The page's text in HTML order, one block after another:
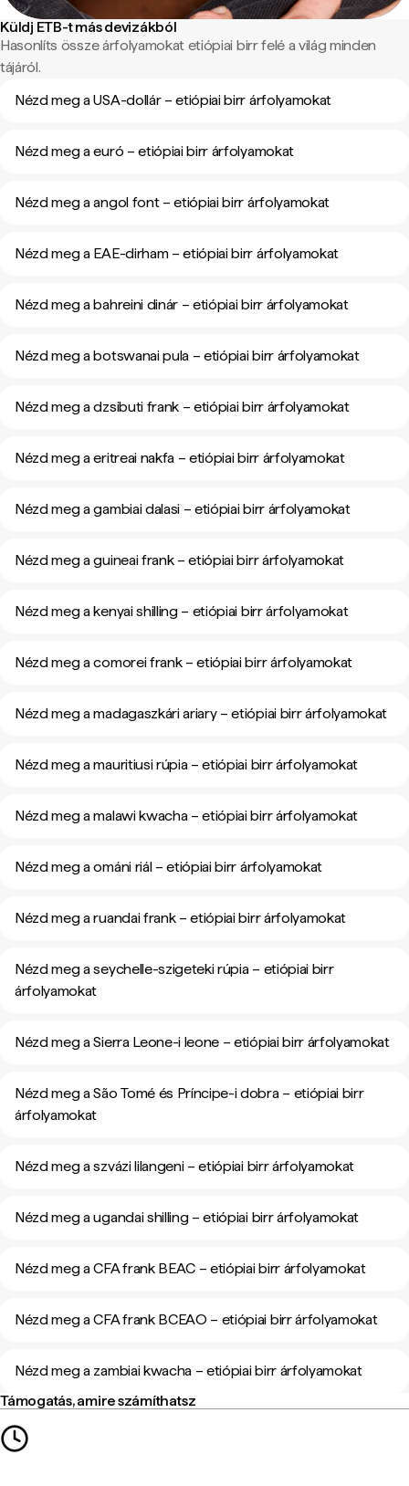
Küldj ETB-t más devizákból
Hasonlíts össze árfolyamokat etiópiai birr felé a világ minden
tájáról.
Nézd meg a USA-dollár – etiópiai birr árfolyamokat
Nézd meg a euró – etiópiai birr árfolyamokat
Nézd meg a angol font – etiópiai birr árfolyamokat
Nézd meg a EAE-dirham – etiópiai birr árfolyamokat
Nézd meg a bahreini dinár – etiópiai birr árfolyamokat
Nézd meg a botswanai pula – etiópiai birr árfolyamokat
Nézd meg a dzsibuti frank – etiópiai birr árfolyamokat
Nézd meg a eritreai nakfa – etiópiai birr árfolyamokat
Nézd meg a gambiai dalasi – etiópiai birr árfolyamokat
Nézd meg a guineai frank – etiópiai birr árfolyamokat
Nézd meg a kenyai shilling – etiópiai birr árfolyamokat
Nézd meg a comorei frank – etiópiai birr árfolyamokat
Nézd meg a madagaszkári ariary – etiópiai birr árfolyamokat
Nézd meg a mauritiusi rúpia – etiópiai birr árfolyamokat
Nézd meg a malawi kwacha – etiópiai birr árfolyamokat
Nézd meg a ománi riál – etiópiai birr árfolyamokat
Nézd meg a ruandai frank – etiópiai birr árfolyamokat
Nézd meg a seychelle-szigeteki rúpia – etiópiai birr
árfolyamokat
Nézd meg a Sierra Leone-i leone – etiópiai birr árfolyamokat
Nézd meg a São Tomé és Príncipe-i dobra – etiópiai birr
árfolyamokat
Nézd meg a szvázi lilangeni – etiópiai birr árfolyamokat
Nézd meg a ugandai shilling – etiópiai birr árfolyamokat
Nézd meg a CFA frank BEAC – etiópiai birr árfolyamokat
Nézd meg a CFA frank BCEAO – etiópiai birr árfolyamokat
Nézd meg a zambiai kwacha – etiópiai birr árfolyamokat
Támogatás, amire számíthatsz